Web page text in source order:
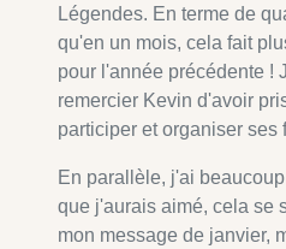
Légendes. En terme de
qu'en un mois, cela fait
pour l'année précédente !
remercier Kevin d'avoir
participer et organiser ses
En parallèle, j'ai
que j'aurais aimé, cela se
mon message de janvier,